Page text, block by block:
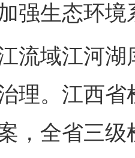
生态环境
域江河湖
理。江西
，全省三